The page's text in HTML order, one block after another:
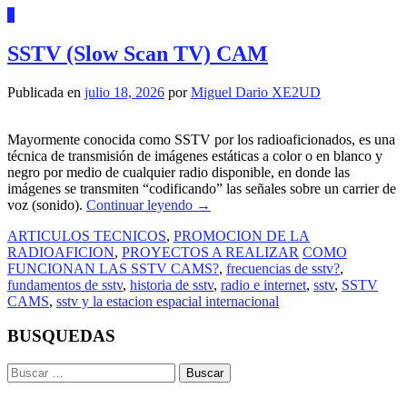
SSTV (Slow Scan TV) CAM
Publicada en julio 18, 2026 porMiguel Dario XE2UD
Mayormente conocida como SSTV por los radioaficionados, es una
técnica de transmisión de imágenes estáticas a color o en blanco y
negro por medio de cualquier radio disponible, en donde las
imágenes se transmiten “codificando” las señales sobre un carrier de
voz (sonido). Continuar leyendo →
ARTICULOS TECNICOS, PROMOCION DE LA
RADIOAFICION, PROYECTOS A REALIZAR COMO
FUNCIONAN LAS SSTV CAMS?, frecuencias de sstv?,
fundamentos de sstv, historia de sstv, radio e internet, sstv, SSTV
CAMS, sstv y la estacion espacial internacional
BUSQUEDAS
Buscar: